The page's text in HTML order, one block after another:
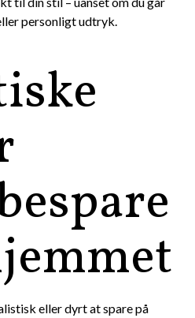
personligt udtryk.
eller dyrt at spare på